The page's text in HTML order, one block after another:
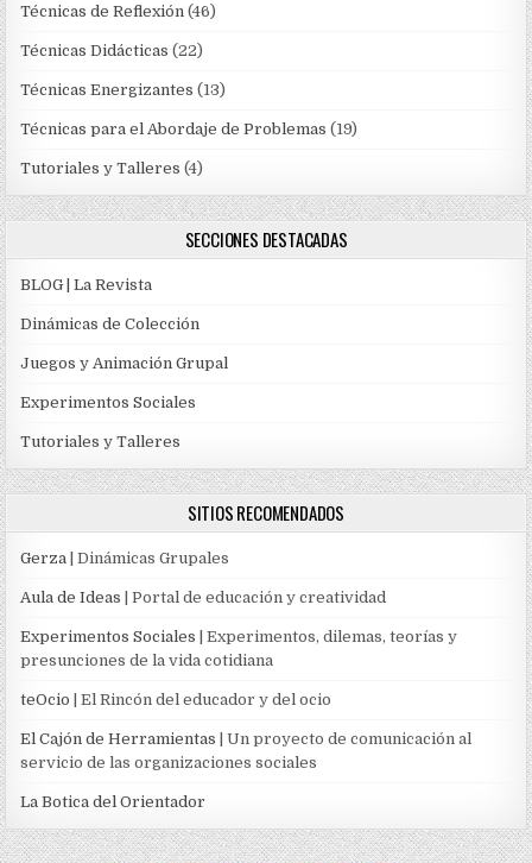
Técnicas de Reflexión (46)
Técnicas Didácticas (22)
Técnicas Energizantes (13)
Técnicas para el Abordaje de Problemas (19)
Tutoriales y Talleres (4)
SECCIONES DESTACADAS
BLOG | La Revista
Dinámicas de Colección
Juegos y Animación Grupal
Experimentos Sociales
Tutoriales y Talleres
SITIOS RECOMENDADOS
Gerza | Dinámicas Grupales
Aula de Ideas | Portal de educación y creatividad
Experimentos Sociales | Experimentos, dilemas, teorías y
presunciones de la vida cotidiana
teOcio | El Rincón del educador y del ocio
El Cajón de Herramientas | Un proyecto de comunicación al
servicio de las organizaciones sociales
La Botica del Orientador